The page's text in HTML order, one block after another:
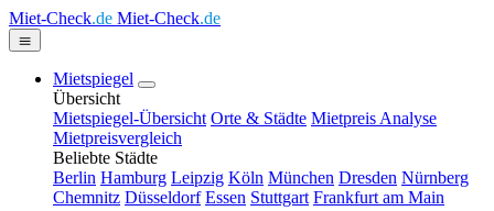
Miet-Check.de Miet-Check.de
Mietspiegel
Übersicht
Mietspiegel-Übersicht Orte & Städte Mietpreis Analyse
Mietpreisvergleich
Beliebte Städte
Berlin Hamburg Leipzig Köln München Dresden Nürnberg
Chemnitz Düsseldorf Essen Stuttgart Frankfurt am Main